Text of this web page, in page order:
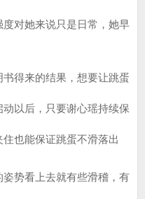
对她来说只是日常，她早
得来的结果，想要让跳蛋
以后，只要谢心瑶持续保
也能保证跳蛋不滑落出
势看上去就有些滑稽，有